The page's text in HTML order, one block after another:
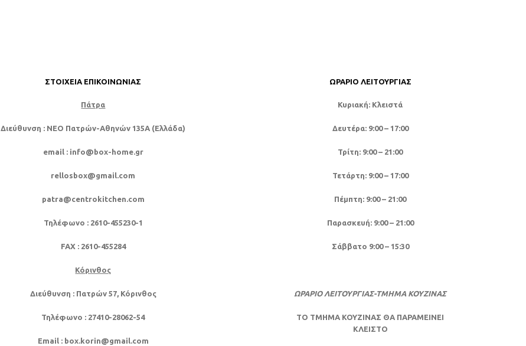
ΣΤΟΙΧΕΊΑ ΕΠΙΚΟΙΝΩΝΊΑΣ
Πάτρα
Διεύθυνση : NEO Πατρών-Αθηνών 135Α (Ελλάδα)
email: info@box-home.gr
rellosbox@gmail.com
patra@centrokitchen.com
Τηλέφωνο : 2610-455230-1
FAX: 2610-455284
Κόρινθος
Διεύθυνση : Πατρών 57, Κόρινθος
Τηλέφωνο : 27410-28062-54
Email: box.korin@gmail.com
ΩΡΆΡΙΟ ΛΕΙΤΟΥΡΓΊΑΣ
Κυριακή: Κλειστά
Δευτέρα: 9:00 – 17:00
Τρίτη: 9:00 – 21:00
Τετάρτη: 9:00 – 17:00
Πέμπτη: 9:00 – 21:00
Παρασκευή: 9:00 – 21:00
Σάββατο 9:00 – 15:30
ΩΡΑΡΙΟ ΛΕΙΤΟΥΡΓΙΑΣ-ΤΜΗΜΑ ΚΟΥΖΙΝΑΣ
ΤΟ ΤΜΗΜΑ ΚΟΥΖΙΝΑΣ ΘΑ ΠΑΡΑΜΕΙΝΕΙ
ΚΛΕΙΣΤΟ